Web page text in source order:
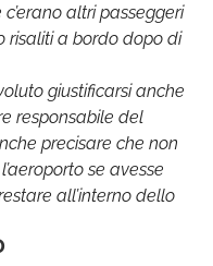
altri passeggeri
risaliti a bordo dopo di
giustificarsi anche
responsabile del
precisare che non
se avesse
all’interno dello